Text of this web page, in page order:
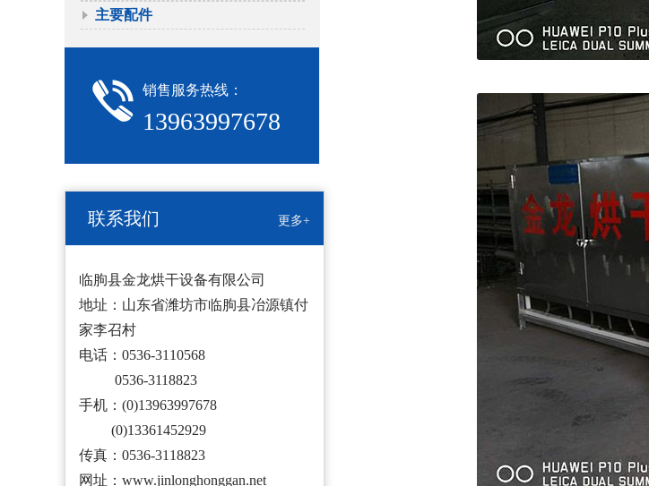
主要配件
销售服务热线：
13963997678
联系我们 更多+
临朐县金龙烘干设备有限公司
地址：山东省潍坊市临朐县冶源镇付
家李召村
电话：0536-3110568
0536-3118823
手机：(0)13963997678
(0)13361452929
传真：0536-3118823
网址：www.jinlonghonggan.net